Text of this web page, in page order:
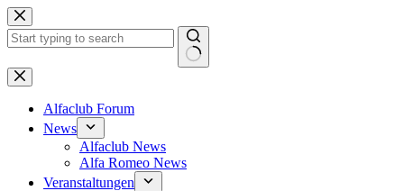
Zum
Inhalt
springen
Keine
Ergebnisse
Alfaclub Forum
News
Alfaclub News
Alfa Romeo News
Veranstaltungen